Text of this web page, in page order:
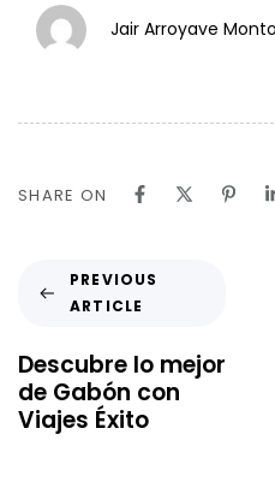
Jair Arroyave
SHARE ON
PREVIOUS
ARTICLE
Descubre lo mejor
de Gabón con
Viajes Éxito